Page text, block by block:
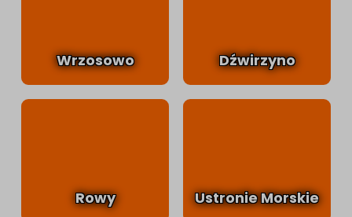
Wrzosowo Dźwirzyno
Rowy Ustronie Morskie